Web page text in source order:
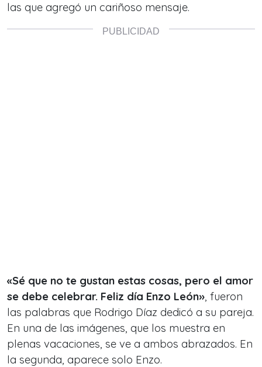
las que agregó un cariñoso mensaje.
«Sé que no te gustan estas cosas, pero el amor
se debe celebrar. Feliz día Enzo León», fueron
las palabras que Rodrigo Díaz dedicó a su pareja.
En una de las imágenes, que los muestra en
plenas vacaciones, se ve a ambos abrazados. En
la segunda, aparece solo Enzo.